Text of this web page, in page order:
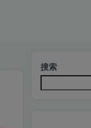
搜索